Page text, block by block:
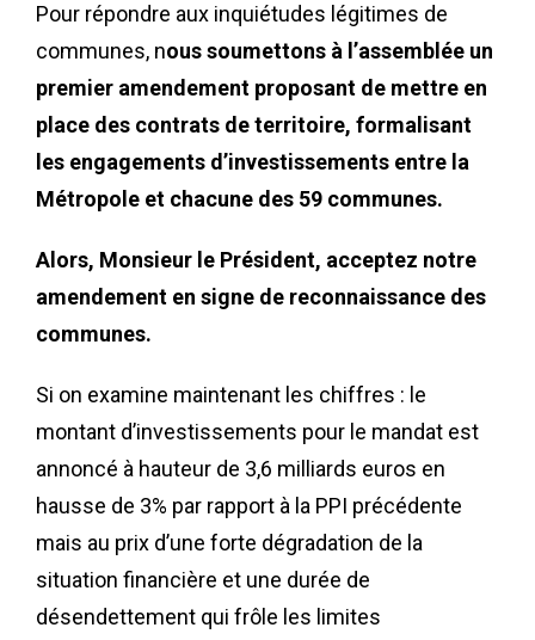
Pour répondre aux inquiétudes légitimes de
communes, nous soumettons à l’assemblée un
premier amendement proposant de mettre en
place des contrats de territoire, formalisant
les engagements d’investissements entre la
Métropole et chacune des 59 communes.
Alors, Monsieur le Président, acceptez notre
amendement en signe de reconnaissance des
communes.
Si on examine maintenant les chiffres : le
montant d’investissements pour le mandat est
annoncé à hauteur de 3,6 milliards euros en
hausse de 3% par rapport à la PPI précédente
mais au prix d’une forte dégradation de la
situation financière et une durée de
désendettement qui frôle les limites